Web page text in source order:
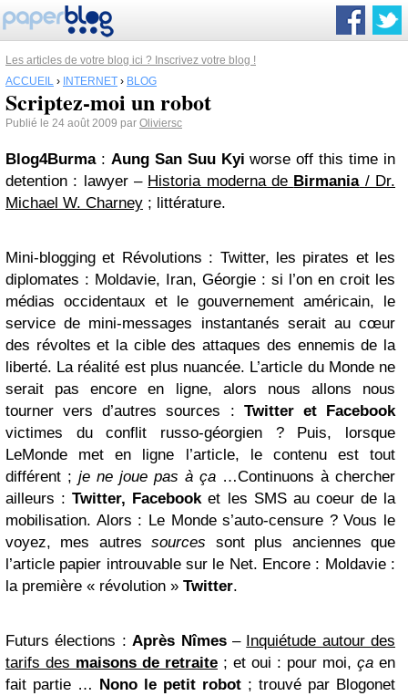
Les articles de votre blog ici ? Inscrivez votre blog !
ACCUEIL › INTERNET › BLOG
Scriptez-moi un robot
Publié le 24 août 2009 par Oliviersc
Blog4Burma: Aung San Suu Kyi worse off this time in
detention : lawyer – Historia moderna de Birmania/ Dr.
Michael W. Charney ; littérature.
Mini-blogging et Révolutions : Twitter, les pirates et les
diplomates : Moldavie, Iran, Géorgie : si l’on en croit les
médias occidentaux et le gouvernement américain, le
service de mini-messages instantanés serait au cœur
des révoltes et la cible des attaques des ennemis de la
liberté. La réalité est plus nuancée. L’article du Mondene
serait pas encore en ligne, alors nous allons nous
tourner vers d’autres sources : Twitteret Facebook
victimes du conflit russo-géorgien ? Puis, lorsque
LeMonde met en ligne l’article, le contenu est tout
différent ; je ne joue pas à ça …Continuons à chercher
ailleurs :Twitter, Facebooket les SMS au coeur de la
mobilisation. Alors : Le Mondes’auto-censure ? Vous le
voyez, mes autressources sont plus anciennes que
l’article papier introuvable sur le Net. Encore : Moldavie :
la première « révolution » Twitter.
Futurs élections :Après Nîmes– Inquiétude autour des
tarifs des maisons de retraite ; et oui : pour moi, ça en
fait partie … Nono le petit robot ; trouvé par Blogonet